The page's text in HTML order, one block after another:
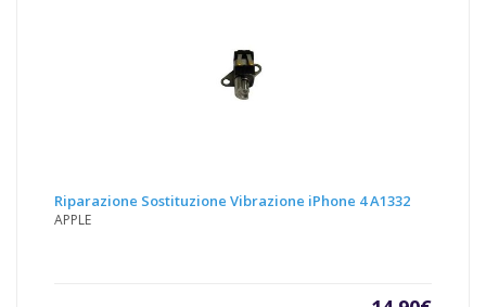
Riparazione Sostituzione Vibrazione iPhone 4 A1332
APPLE